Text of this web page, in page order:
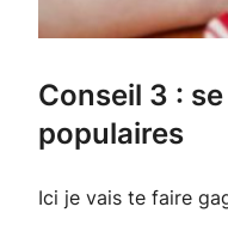
Conseil 3 :
populaires
Ici je vais te faire